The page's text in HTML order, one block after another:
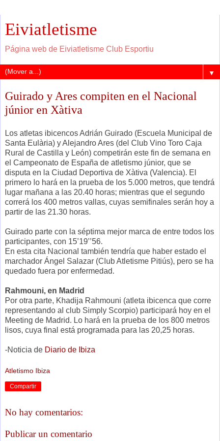
Eiviatletisme
Página web de Eiviatletisme Club Esportiu
▼
Guirado y Ares compiten en el Nacional
júnior en Xàtiva
Los atletas ibicencos Adrián Guirado (Escuela Municipal de
Santa Eulària) y Alejandro Ares (del Club Vino Toro Caja
Rural de Castilla y León) competirán este fin de semana en
el Campeonato de España de atletismo júnior, que se
disputa en la Ciudad Deportiva de Xàtiva (Valencia). El
primero lo hará en la prueba de los 5.000 metros, que tendrá
lugar mañana a las 20.40 horas; mientras que el segundo
correrá los 400 metros vallas, cuyas semifinales serán hoy a
partir de las 21.30 horas.
Guirado parte con la séptima mejor marca de entre todos los
participantes, con 15’19’’56.
En esta cita Nacional también tendría que haber estado el
marchador Ángel Salazar (Club Atletisme Pitiús), pero se ha
quedado fuera por enfermedad.
Rahmouni, en Madrid
Por otra parte, Khadija Rahmouni (atleta ibicenca que corre
representando al club Simply Scorpio) participará hoy en el
Meeting de Madrid. Lo hará en la prueba de los 800 metros
lisos, cuya final está programada para las 20,25 horas.
-Noticia de Diario de Ibiza
Atletismo Ibiza
Compartir
No hay comentarios:
Publicar un comentario